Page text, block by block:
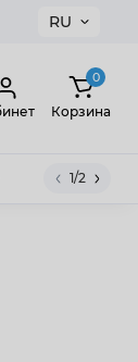
RU
0
Корзина
1/2